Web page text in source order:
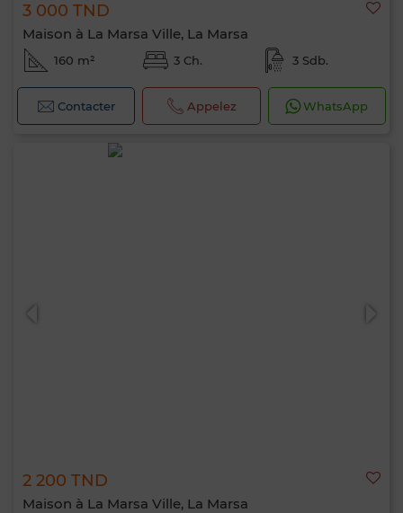
3 000 TND
Maison à La Marsa Ville, La Marsa
160 m² 3 Ch. 3 Sdb.
Contacter Appelez WhatsApp
2 200 TND
Maison à La Marsa Ville, La Marsa